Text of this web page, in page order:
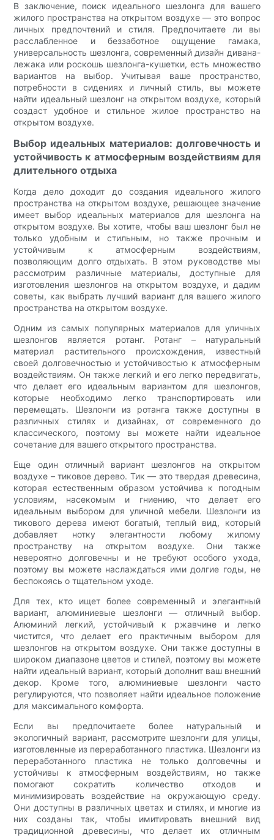
В заключение, поиск идеального шезлонга для вашего
жилого пространства на открытом воздухе — это вопрос
личных предпочтений и стиля. Предпочитаете ли вы
расслабленное и беззаботное ощущение гамака,
универсальность шезлонга, современный дизайн дивана-
лежака или роскошь шезлонга-кушетки, есть множество
вариантов на выбор. Учитывая ваше пространство,
потребности в сидениях и личный стиль, вы можете
найти идеальный шезлонг на открытом воздухе, который
создаст удобное и стильное жилое пространство на
открытом воздухе.
Выбор идеальных материалов: долговечность и
устойчивость к атмосферным воздействиям для
длительного отдыха
Когда дело доходит до создания идеального жилого
пространства на открытом воздухе, решающее значение
имеет выбор идеальных материалов для шезлонга на
открытом воздухе. Вы хотите, чтобы ваш шезлонг был не
только удобным и стильным, но также прочным и
устойчивым к атмосферным воздействиям,
позволяющим долго отдыхать. В этом руководстве мы
рассмотрим различные материалы, доступные для
изготовления шезлонгов на открытом воздухе, и дадим
советы, как выбрать лучший вариант для вашего жилого
пространства на открытом воздухе.
Одним из самых популярных материалов для уличных
шезлонгов является ротанг. Ротанг – натуральный
материал растительного происхождения, известный
своей долговечностью и устойчивостью к атмосферным
воздействиям. Он также легкий и его легко передвигать,
что делает его идеальным вариантом для шезлонгов,
которые необходимо легко транспортировать или
перемещать. Шезлонги из ротанга также доступны в
различных стилях и дизайнах, от современного до
классического, поэтому вы можете найти идеальное
сочетание для вашего открытого пространства.
Еще один отличный вариант шезлонгов на открытом
воздухе – тиковое дерево. Тик — это твердая древесина,
которая естественным образом устойчива к погодным
условиям, насекомым и гниению, что делает его
идеальным выбором для уличной мебели. Шезлонги из
тикового дерева имеют богатый, теплый вид, который
добавляет нотку элегантности любому жилому
пространству на открытом воздухе. Они также
невероятно долговечны и не требуют особого ухода,
поэтому вы можете наслаждаться ими долгие годы, не
беспокоясь о тщательном уходе.
Для тех, кто ищет более современный и элегантный
вариант, алюминиевые шезлонги — отличный выбор.
Алюминий легкий, устойчивый к ржавчине и легко
чистится, что делает его практичным выбором для
шезлонгов на открытом воздухе. Они также доступны в
широком диапазоне цветов и стилей, поэтому вы можете
найти идеальный вариант, который дополнит ваш внешний
декор. Кроме того, алюминиевые шезлонги часто
регулируются, что позволяет найти идеальное положение
для максимального комфорта.
Если вы предпочитаете более натуральный и
экологичный вариант, рассмотрите шезлонги для улицы,
изготовленные из переработанного пластика. Шезлонги из
переработанного пластика не только долговечны и
устойчивы к атмосферным воздействиям, но также
помогают сократить количество отходов и
минимизировать воздействие на окружающую среду.
Они доступны в различных цветах и ​​стилях, и многие из
них созданы так, чтобы имитировать внешний вид
традиционной древесины, что делает их отличным